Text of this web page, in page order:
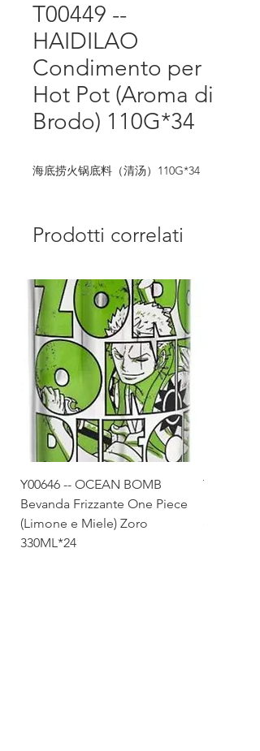
T00449 --
HAIDILAO
Condimento per
Hot Pot (Aroma di
Brodo) 110G*34
海底捞火锅底料（清汤）110G*34
Prodotti correlati
Y00646 -- OCEAN BOMB
Bevanda Frizzante One Piece
(Limone e Miele) Zoro
330ML*24
Y00645 --